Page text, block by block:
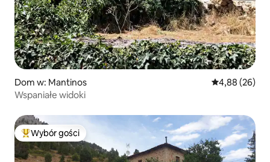
Dom w: Mantinos Średnia
4,88 (26)
Wspaniałe widoki
Najpopularniejsze z kategorii Wybór gości
Wybór gości